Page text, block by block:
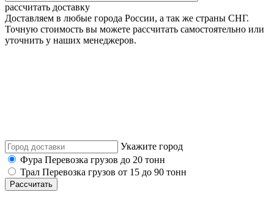
рассчитать доставку
Доставляем в любые города России, а так же страны СНГ.
Точную стоимость вы можете рассчитать самостоятельно или
уточнить у наших менеджеров.
Укажите город
Фура Перевозка грузов до 20 тонн
Трал Перевозка грузов от 15 до 90 тонн
Рассчитать